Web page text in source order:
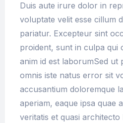
Duis aute irure dolor in
voluptate velit esse cillum
pariatur. Excepteur sint
proident, sunt in culpa qui
anim id est laborumSed ut
omnis iste natus error sit
accusantium doloremque
aperiam, eaque ipsa quae
veritatis et quasi architecto